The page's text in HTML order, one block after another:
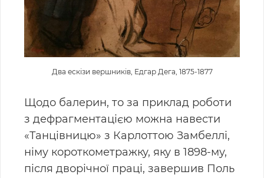
Два ескізи вершників, Едгар Дега, 1875-1877
Щодо балерин, то за приклад роботи
з дефрагментацією можна навести
«Танцівницю» з Карлоттою Замбеллі,
німу короткометражку, яку в 1898-му,
після дворічної праці, завершив Поль